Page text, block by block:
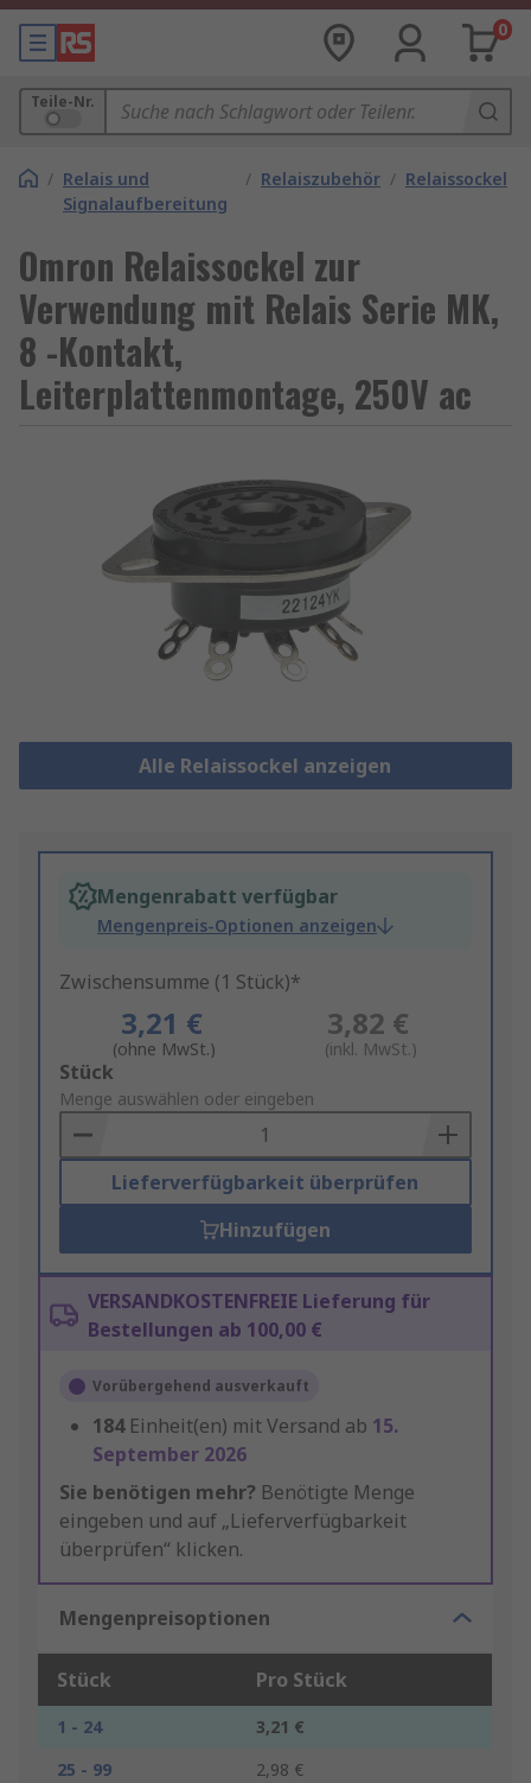
0
Teile-Nr.
/ Relais und
Signalaufbereitung
/ Relaiszubehör / Relaissockel
Omron Relaissockel zur
Verwendung mit Relais Serie MK,
8 -Kontakt,
Leiterplattenmontage, 250V ac
Alle Relaissockel anzeigen
Mengenrabatt verfügbar
Mengenpreis-Optionen anzeigen
Zwischensumme (1 Stück)*
3,21 €
(ohne MwSt.)
3,82 €
(inkl. MwSt.)
Add
to
Basket
Stück
Menge auswählen oder eingeben
Lieferverfügbarkeit überprüfen
Hinzufügen
VERSANDKOSTENFREIE Lieferung für
Bestellungen ab 100,00 €
Vorübergehend ausverkauft
184 Einheit(en) mit Versand ab 15.
September 2026
Sie benötigen mehr? Benötigte Menge
eingeben und auf „Lieferverfügbarkeit
überprüfen“ klicken.
Mengenpreisoptionen
Stück Pro Stück
1 - 24
3,21 €
25 - 99
2,98 €